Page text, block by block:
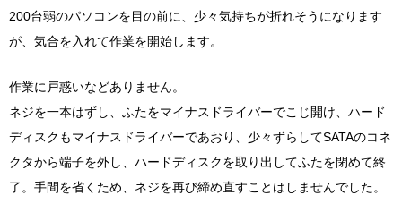
200台弱のパソコンを目の前に、少々気持ちが折れそうになります
が、気合を入れて作業を開始します。
作業に戸惑いなどありません。
ネジを一本はずし、ふたをマイナスドライバーでこじ開け、ハード
ディスクもマイナスドライバーであおり、少々ずらしてSATAのコネ
クタから端子を外し、ハードディスクを取り出してふたを閉めて終
了。手間を省くため、ネジを再び締め直すことはしませんでした。